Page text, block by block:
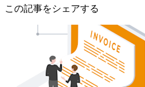
この記事をシェアする